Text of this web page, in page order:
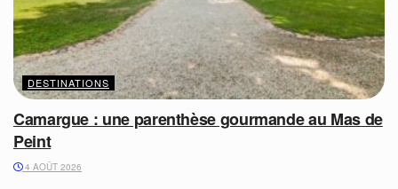
DESTINATIONS
Camargue : une parenthèse gourmande au Mas de
Peint
4 AOÛT 2026